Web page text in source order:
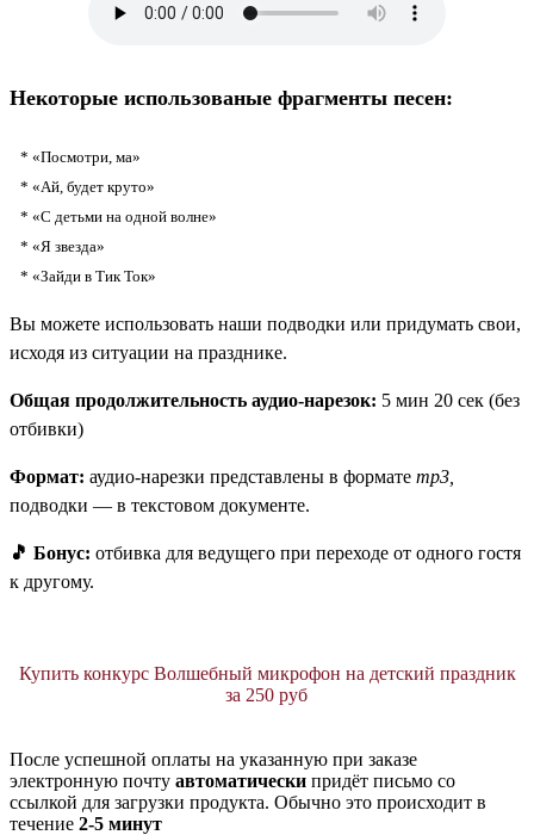
Некоторые использованые фрагменты песен:
* «Посмотри, ма»
* «Ай, будет круто»
* «С детьми на одной волне»
* «Я звезда»
* «Зайди в Тик Ток»
Вы можете использовать наши подводки или придумать свои,
исходя из ситуации на празднике.
Общая продолжительность аудио-нарезок: 5 мин 20 сек (без
отбивки)
Формат: аудио-нарезки представлены в формате mp3,
подводки — в текстовом документе.
🎵 Бонус: отбивка для ведущего при переходе от одного гостя
к другому.
Купить конкурс Волшебный микрофон на детский праздник
за 250 руб
После успешной оплаты на указанную при заказе
электронную почту автоматически придёт письмо со
ссылкой для загрузки продукта. Обычно это происходит в
течение 2-5 минут